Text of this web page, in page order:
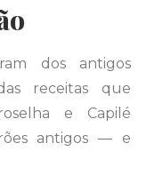
dos antigos
receitas que
e Capilé
antigos — e